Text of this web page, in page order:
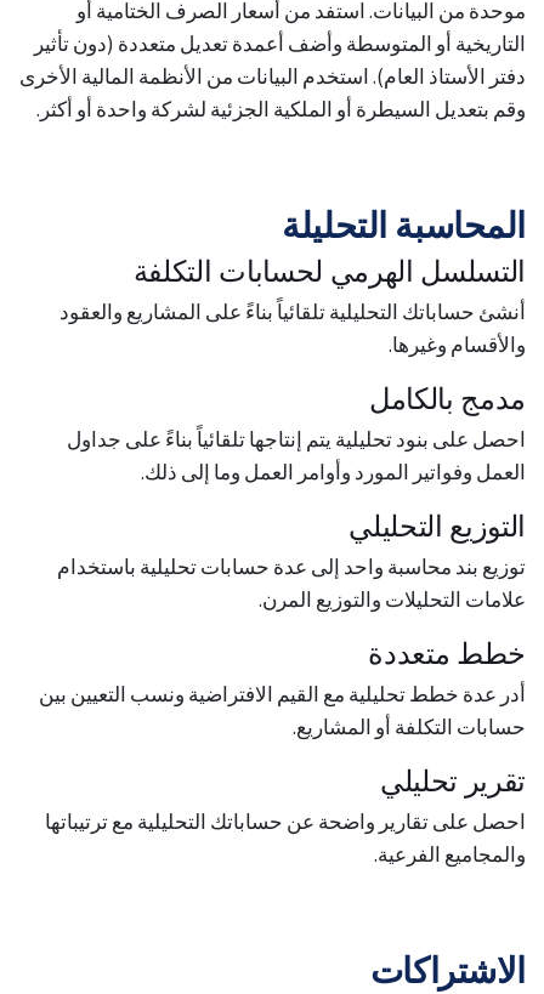
موحدة من البيانات. استفد من أسعار الصرف الختامية أو
التاريخية أو المتوسطة وأضف أعمدة تعديل متعددة (دون تأثير
دفتر الأستاذ العام). استخدم البيانات من الأنظمة المالية الأخرى
وقم بتعديل السيطرة أو الملكية الجزئية لشركة واحدة أو أكثر.
المحاسبة التحليلة
التسلسل الهرمي لحسابات التكلفة
أنشئ حساباتك التحليلية تلقائياً بناءً على المشاريع والعقود
والأقسام وغيرها.
مدمج بالكامل
احصل على بنود تحليلية يتم إنتاجها تلقائياً بناءً على جداول
العمل وفواتير المورد وأوامر العمل وما إلى ذلك.
التوزيع التحليلي
توزيع بند محاسبة واحد إلى عدة حسابات تحليلية باستخدام
علامات التحليلات والتوزيع المرن.
خطط متعددة
أدر عدة خطط تحليلية مع القيم الافتراضية ونسب التعيين بين
حسابات التكلفة أو المشاريع.
تقرير تحليلي
احصل على تقارير واضحة عن حساباتك التحليلية مع ترتيباتها
والمجاميع الفرعية.
الاشتراكات